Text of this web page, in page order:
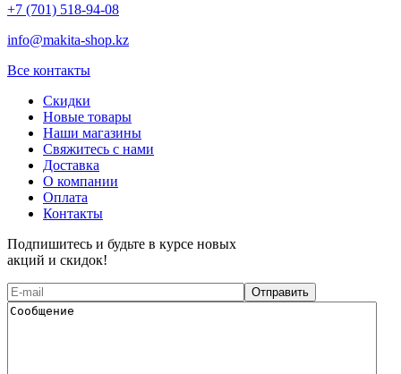
+7 (701) 518-94-08
info@makita-shop.kz
Все контакты
Скидки
Новые товары
Наши магазины
Свяжитесь с нами
Доставка
О компании
Оплата
Контакты
Подпишитесь и будьте в курсе новых
акций и скидок!
Отправить